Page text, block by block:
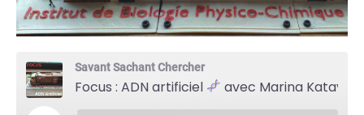
Savant Sachant Chercher
Focus : ADN artificiel avec Marina Katava